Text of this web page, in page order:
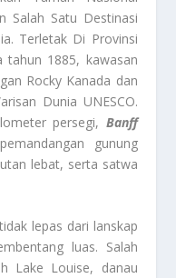
Salah Satu Destinasi
Terletak Di Provinsi
tahun 1885, kawasan
Rocky Kanada dan
Dunia UNESCO.
persegi, Banff
gunung
lebat, serta satwa
lepas dari lanskap
luas. Salah
Lake Louise, danau